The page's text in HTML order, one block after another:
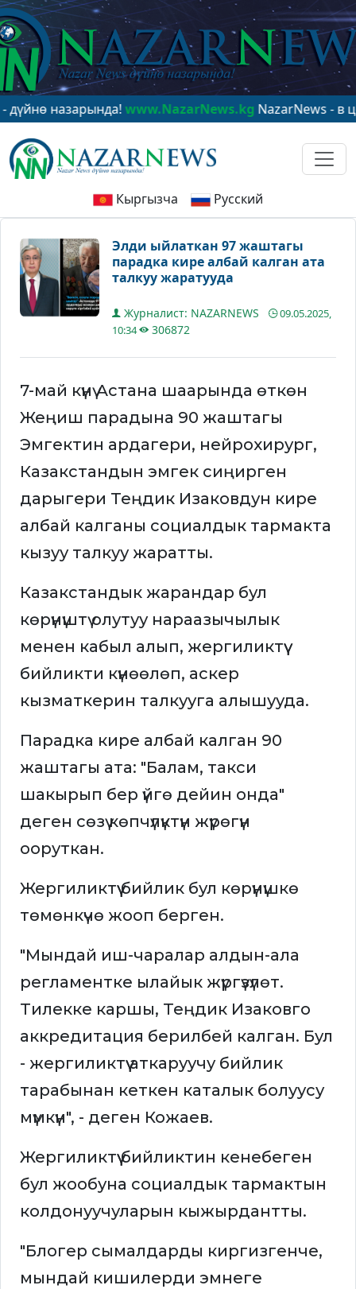
www.NazarNews.kgNazarNews - в центре
Кыргызча Русский
Элди ыйлаткан 97 жаштагы
парадка кире албай калган ата
талкуу жаратууда
Журналист: NAZARNEWS
09.05.2025,
10:34
306872
7-май күнү Астана шаарында өткөн
Жеңиш парадына 90 жаштагы
Эмгектин ардагери, нейрохирург,
Казакстандын эмгек сиңирген
дарыгери Теңдик Изаковдун кире
албай калганы социалдык тармакта
кызуу талкуу жаратты.
Казакстандык жарандар бул
көрүнүштү олутуу нараазычылык
менен кабыл алып, жергиликтүү
бийликти күнөөлөп, аскер
кызматкерин талкууга алышууда.
Парадка кире албай калган 90
жаштагы ата: "Балам, такси
шакырып бер үйгө дейин онда"
деген сөзү көпчүлүктүн жүрөгүн
ооруткан.
Жергиликтүү бийлик бул көрүнүшкө
төмөнкүчө жооп берген.
"Мындай иш-чаралар алдын-ала
регламентке ылайык жүргүзүлөт.
Тилекке каршы, Теңдик Изаковго
аккредитация берилбей калган. Бул
- жергиликтүү аткаруучу бийлик
тарабынан кеткен каталык болуусу
мүмкүн", - деген Кожаев.
Жергиликтүү бийликтин кенебеген
бул жообуна социалдык тармактын
колдонуучуларын кыжырдантты.
"Блогер сымалдарды киргизгенче,
мындай кишилерди эмнеге